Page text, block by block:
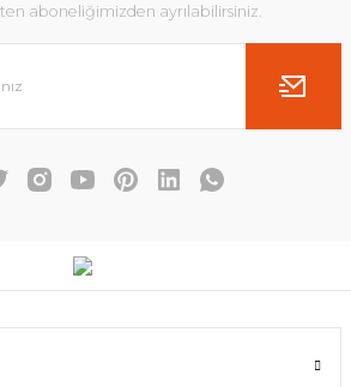
aboneliğimizden ayrılabilirsiniz.